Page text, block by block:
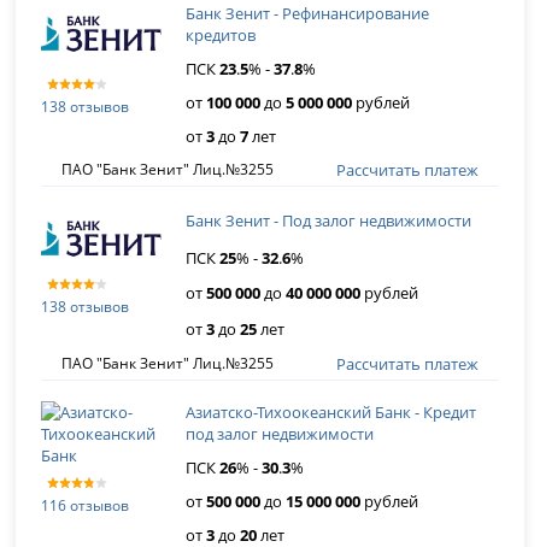
138 отзывов
Банк Зенит - Рефинансирование
кредитов
ПСК23.5% -37.8%
от 100 000до5 000 000 рублей
от3до7лет
ПАО "Банк Зенит" Лиц.№3255 Рассчитать платеж
138 отзывов
Банк Зенит - Под залог недвижимости
ПСК25% -32.6%
от500 000до40 000 000 рублей
от3до25лет
ПАО "Банк Зенит" Лиц.№3255 Рассчитать платеж
116 отзывов
Азиатско-Тихоокеанский Банк - Кредит
под залог недвижимости
ПСК26% -30.3%
от500 000до 15 000 000 рублей
от3до20лет